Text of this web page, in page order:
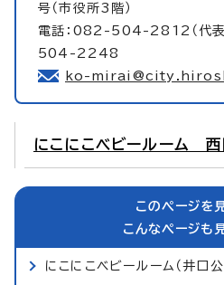
号（市役所3階）
電話：082-504-2812（代表
504-2248
ko-
にこにこベビールーム 西
このページを
こんなページも
にこにこベビールーム（井口公